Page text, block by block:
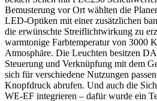
Bemusterung vor Ort wählten die
LED-Optiken mit einer zusätzlichen
die erwünschte Streiflichtwirkung zu
warmtonige Farbtemperatur von 3000
Atmosphäre. Die Leuchten besitzen
Steuerung und Verknüpfung mit dem
sich für verschiedene Nutzungen
Knopfdruck abrufen. Und auch die
WE-EF integrieren – dafür wurde ein